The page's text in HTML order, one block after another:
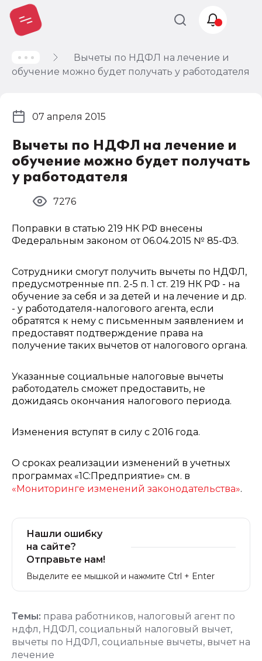
Вычеты по НДФЛ на лечение и
обучение можно будет получать у работодателя
Вычеты по НДФЛ на лечение и
обучение можно будет получать
у работодателя
07 апреля 2015
7276
Поправки в статью 219 НК РФ внесены
Федеральным законом от 06.04.2015 № 85-ФЗ.
Cотрудники смогут получить вычеты по НДФЛ,
предусмотренные пп. 2-5 п. 1 ст. 219 НК РФ - на
обучение за себя и за детей и на лечение и др.
- у работодателя-налогового агента, если
обратятся к нему с письменным заявлением и
предоставят подтверждение права на
получение таких вычетов от налогового органа.
Указанные социальные налоговые вычеты
работодатель сможет предоставить, не
дожидаясь окончания налогового периода.
Изменения вступят в силу с 2016 года.
О сроках реализации изменений в учетных
программах «1С:Предприятие» см. в
«Мониторинге изменений законодательства».
Нашли ошибку
на сайте?
Отправьте нам!
Выделите ее мышкой и нажмите Ctrl + Enter
Темы: права работников, налоговый агент по
ндфл, НДФЛ, социальный налоговый вычет,
вычеты по НДФЛ, социальные вычеты, вычет на
лечение
Учет и
налогообложение